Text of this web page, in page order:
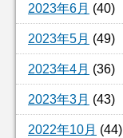
2023年6月 (40)
2023年5月 (49)
2023年4月 (36)
2023年3月 (43)
2022年10月 (44)